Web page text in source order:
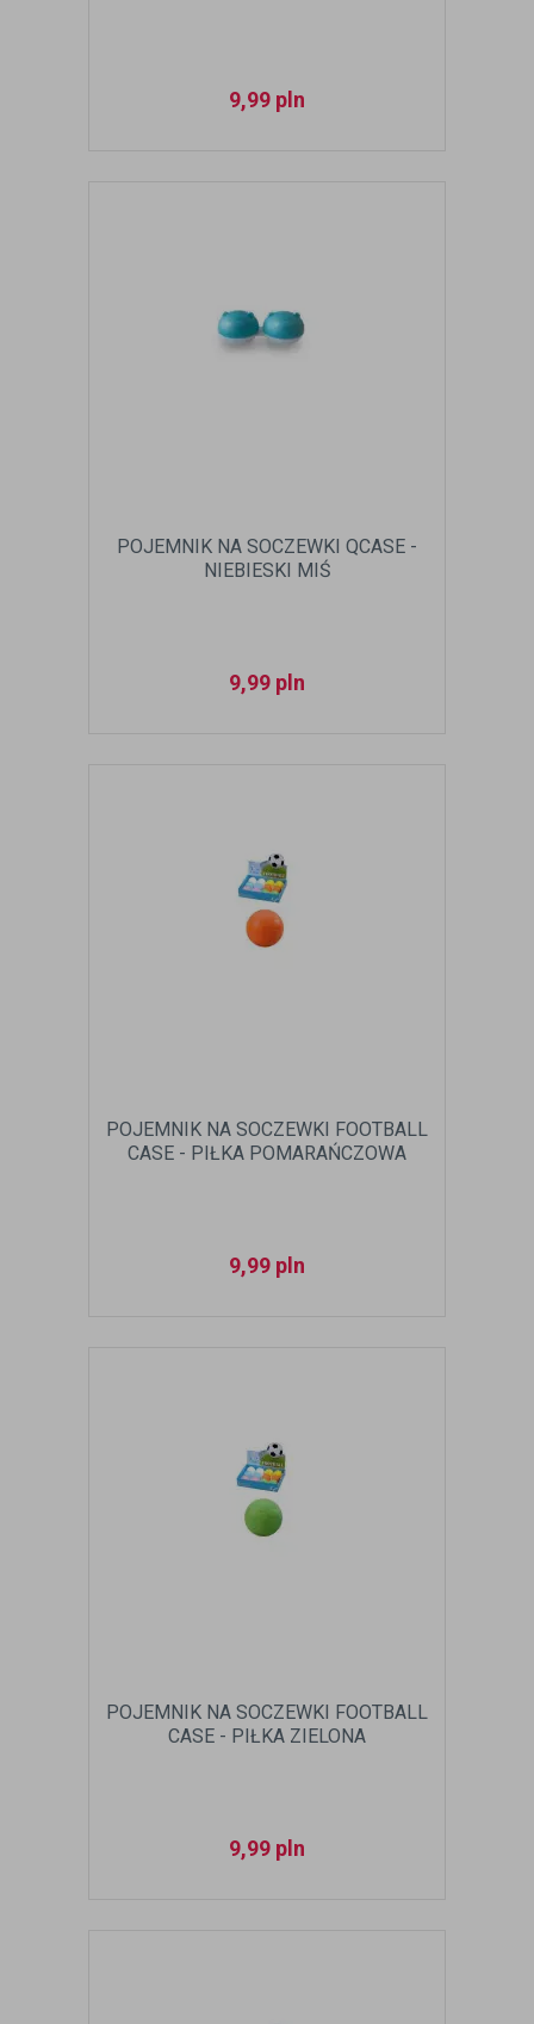
9,99 pln
POJEMNIK NA SOCZEWKI QCASE -
NIEBIESKI MIŚ
9,99 pln
POJEMNIK NA SOCZEWKI FOOTBALL
CASE - PIŁKA POMARAŃCZOWA
9,99 pln
POJEMNIK NA SOCZEWKI FOOTBALL
CASE - PIŁKA ZIELONA
9,99 pln